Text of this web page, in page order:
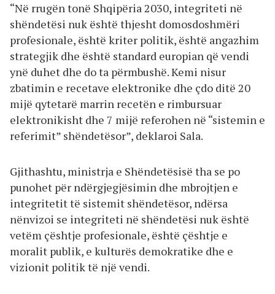
“Në rrugën tonë Shqipëria 2030, integriteti në
shëndetësi nuk është thjesht domosdoshmëri
profesionale, është kriter politik, është angazhim
strategjik dhe është standard europian që vendi
ynë duhet dhe do ta përmbushë. Kemi nisur
zbatimin e recetave elektronike dhe çdo ditë 20
mijë qytetarë marrin recetën e rimbursuar
elektronikisht dhe 7 mijë referohen në “sistemin e
referimit” shëndetësor”, deklaroi Sala.
Gjithashtu, ministrja e Shëndetësisë tha se po
punohet për ndërgjegjësimin dhe mbrojtjen e
integritetit të sistemit shëndetësor, ndërsa
nënvizoi se integriteti në shëndetësi nuk është
vetëm çështje profesionale, është çështje e
moralit publik, e kulturës demokratike dhe e
vizionit politik të një vendi.